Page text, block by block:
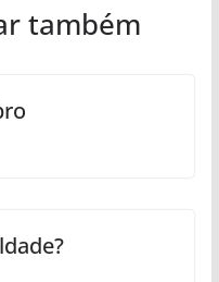
também